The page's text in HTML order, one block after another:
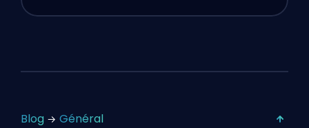
Blog Général